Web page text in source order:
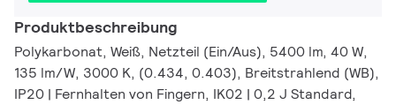
Produktbeschreibung
Polykarbonat, Weiß, Netzteil (Ein/Aus), 5400 lm, 40 W,
135 lm/W, 3000 K, (0.434, 0.403), Breitstrahlend (WB),
IP20 | Fernhalten von Fingern, IK02 | 0,2 J Standard,